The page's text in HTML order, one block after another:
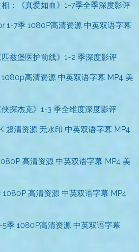
：《真爱如血》1-7季全季深度影评
1-7季 1080P高清资源 中英双语字幕
兹堡医护前线》1-2 季深度影评
高清资源 中英双语字幕 MP4 美
探杰克》1-3 季全维度深度影评
超清资源 无水印 中英双语字幕 MP4
高清资源 中英双语字幕 MP4 美
高清资源 中英双语字幕 MP4
季 1080P高清资源 中英双语字幕